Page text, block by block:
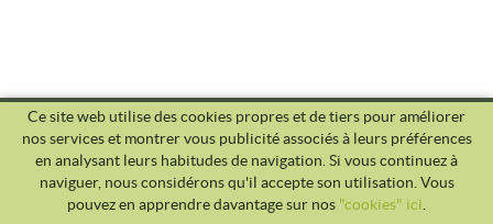
Ce site web utilise des cookies propres et de tiers pour améliorer
nos services et montrer vous publicité associés à leurs préférences
en analysant leurs habitudes de navigation. Si vous continuez à
naviguer, nous considérons qu'il accepte son utilisation. Vous
pouvez en apprendre davantage sur nos "cookies" ici